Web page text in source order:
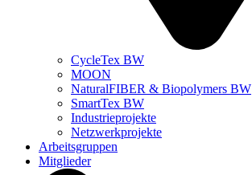
CycleTex BW
MOON
NaturalFIBER & Biopolymers BW
SmartTex BW
Industrieprojekte
Netzwerkprojekte
Arbeitsgruppen
Mitglieder